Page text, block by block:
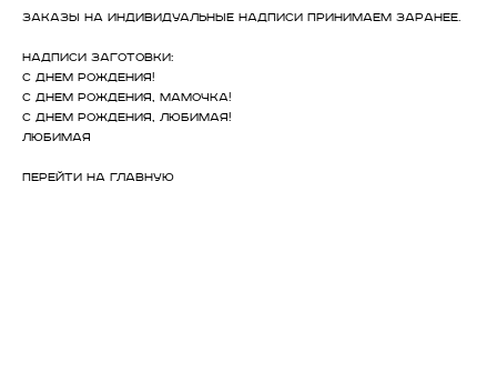
Заказы на индивидуальные надписи принимаем заранее.
Надписи заготовки:
С днем рождения!
С днем рождения, мамочка!
С днем рождения, любимая!
Любимая
ПЕРЕЙТИ НА ГЛАВНУЮ